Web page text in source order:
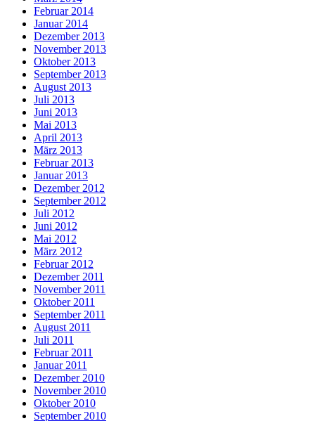
Februar 2014
Januar 2014
Dezember 2013
November 2013
Oktober 2013
September 2013
August 2013
Juli 2013
Juni 2013
Mai 2013
April 2013
März 2013
Februar 2013
Januar 2013
Dezember 2012
September 2012
Juli 2012
Juni 2012
Mai 2012
März 2012
Februar 2012
Dezember 2011
November 2011
Oktober 2011
September 2011
August 2011
Juli 2011
Februar 2011
Januar 2011
Dezember 2010
November 2010
Oktober 2010
September 2010